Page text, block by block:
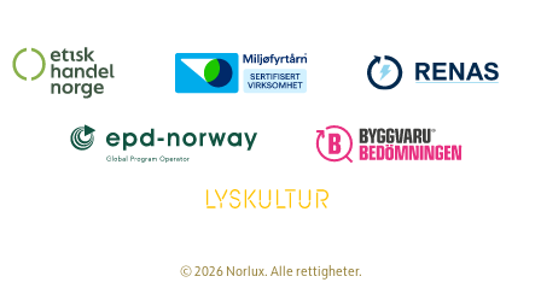
© 2026 Norlux. Alle rettigheter.